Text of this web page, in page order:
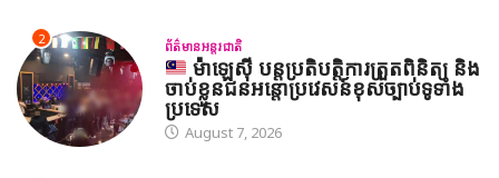
2 ព័ត៌មានអន្តរជាតិ
ម៉ាឡេស៊ី បន្តប្រតិបត្តិការត្រួតពិនិត្យ និង
ចាប់ខ្លួនជនអន្តោប្រវេសន៍ខុសច្បាប់ទូទាំង
ប្រទេស
August 7, 2026